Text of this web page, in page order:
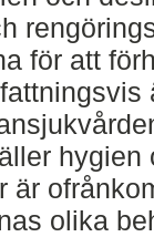
för att
är
olika